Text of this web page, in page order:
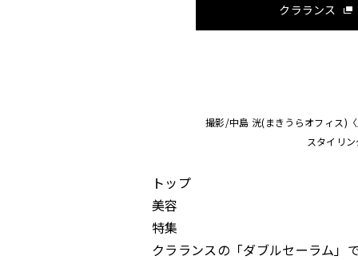
クラランス
撮影/中島 洸(まきうらオフィス)
スタイリ
トップ
美容
特集
クラランスの「ダブルセーラム」